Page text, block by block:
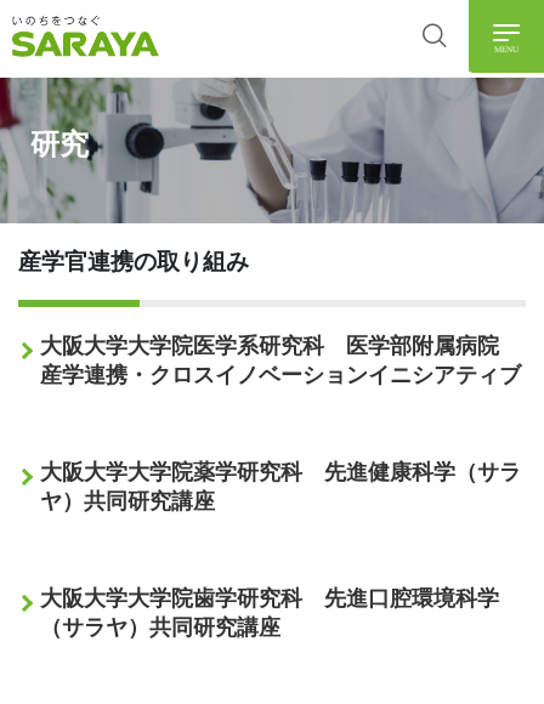
MENU
研究
産学官連携の取り組み
大阪大学大学院医学系研究科 医学部附属病院
産学連携・クロスイノベーションイニシアティブ
大阪大学大学院薬学研究科 先進健康科学（サラ
ヤ）共同研究講座
大阪大学大学院歯学研究科 先進口腔環境科学
（サラヤ）共同研究講座